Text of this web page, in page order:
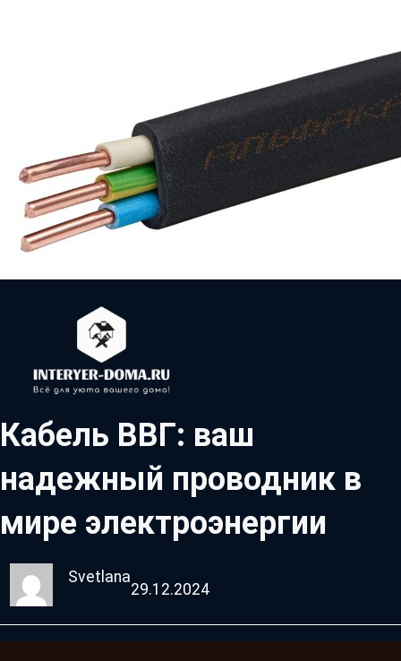
Кабель ВВГ: ваш
надежный проводник в
мире электроэнергии
Svetlana
29.12.2024